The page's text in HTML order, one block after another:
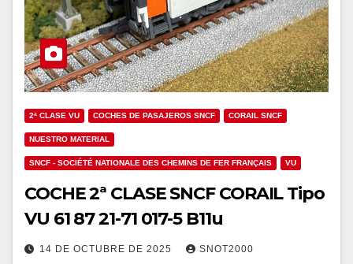
2ª CLASE VU COCHES DE PASAJEROS SNCF CORAIL SNCF
NUESTRO MATERIAL
SNCF - SOCIÉTÉ NATIONALE DES CHEMINS DE FER FRANÇAIS VU
COCHE 2ª CLASE SNCF CORAIL Tipo
VU 61 87 21-71 017-5 B11u
14 DE OCTUBRE DE 2025 SNOT2000